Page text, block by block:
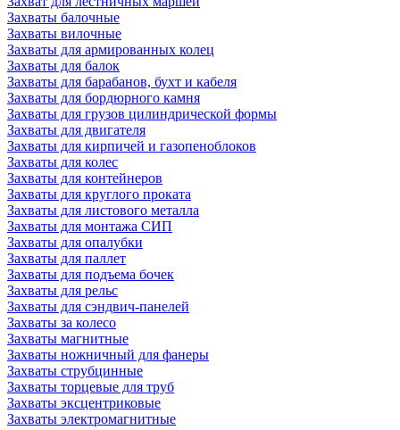
Захваты балочные
Захваты вилочные
Захваты для армированных колец
Захваты для балок
Захваты для барабанов, бухт и кабеля
Захваты для бордюрного камня
Захваты для грузов цилиндрической формы
Захваты для двигателя
Захваты для кирпичей и газопеноблоков
Захваты для колес
Захваты для контейнеров
Захваты для круглого проката
Захваты для листового металла
Захваты для монтажа СИП
Захваты для опалубки
Захваты для паллет
Захваты для подъема бочек
Захваты для рельс
Захваты для сэндвич-панелей
Захваты за колесо
Захваты магнитные
Захваты ножничный для фанеры
Захваты струбцинные
Захваты торцевые для труб
Захваты эксцентриковые
Захваты электромагнитные